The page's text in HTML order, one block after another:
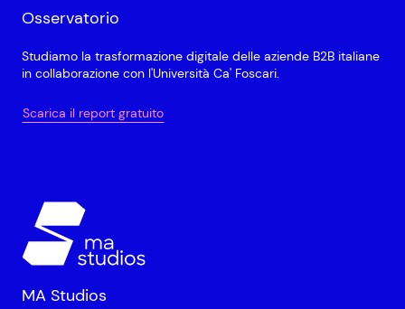
Osservatorio
Studiamo la trasformazione digitale delle aziende B2B italiane
in collaborazione con l'Università Ca' Foscari.
Scarica il report gratuito
MA Studios